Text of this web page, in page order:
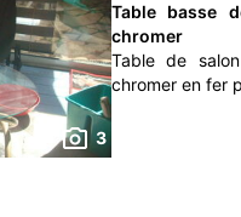
3
Table basse
chromer
Table de
chromer en fer